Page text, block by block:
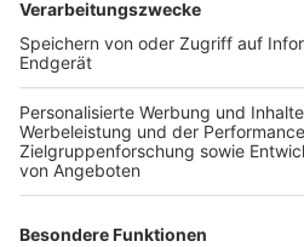
TOP-VEREINE
TOP-PARTNER